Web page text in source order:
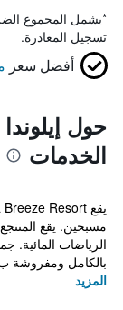
*يشمل المجموع
تسجيل المغادرة.
أفضل سعر
حول
الخدمات
بالكامل ومفروشة
المزيد